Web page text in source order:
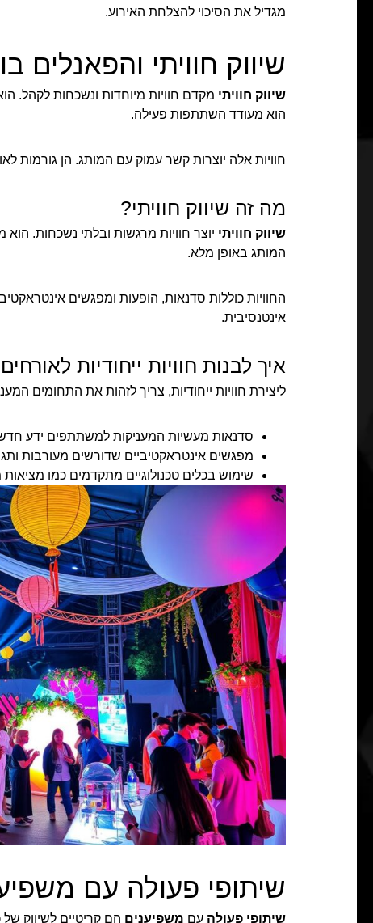
מגדיל את הסיכוי להצלחת האירוע.
שיווק חוויתי והפאנלים בו
שיווק חוויתי מקדם חוויות מיוחדות ונשכחות לקהל.
הוא מעודד השתתפות פעילה.
חוויות אלה יוצרות קשר עמוק עם המותג. הן גורמות
מה זה שיווק חוויתי?
שיווק חוויתי יוצר חוויות מרגשות ובלתי נשכחות.
המותג באופן מלא.
החוויות כוללות סדנאות, הופעות ומפגשים
אינטנסיבית.
איך לבנות חוויות ייחודיות
ליצירת חוויות ייחודיות, צריך לזהות את התחומים
סדנאות מעשיות המעניקות למשתתפים ידע
מפגשים אינטראקטיביים שדורשים מעורבות
שימוש בכלים טכנולוגיים מתקדמים כמו
שיתופי פעולה עם
שיתופי פעולה עם משפיענים הם קריטיים לשיווק